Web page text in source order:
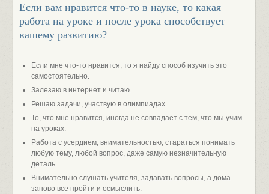
Если вам нравится что-то в науке, то какая
работа на уроке и после урока способствует
вашему развитию?
Если мне что-то нравится, то я найду способ изучить это
самостоятельно.
Залезаю в интернет и читаю.
Решаю задачи, участвую в олимпиадах.
То, что мне нравится, иногда не совпадает с тем, что мы учим
на уроках.
Работа с усердием, внимательностью, стараться понимать
любую тему, любой вопрос, даже самую незначительную
деталь.
Внимательно слушать учителя, задавать вопросы, а дома
заново все пройти и осмыслить.